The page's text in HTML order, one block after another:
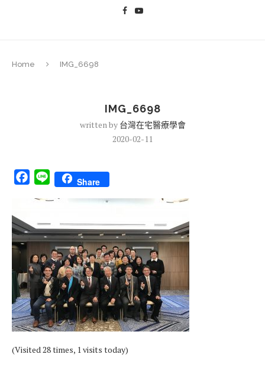
Home IMG_6698
IMG_6698
written by 台灣在宅醫療學會
2020-02-11
Facebook
Line Share
(Visited 28 times, 1 visits today)